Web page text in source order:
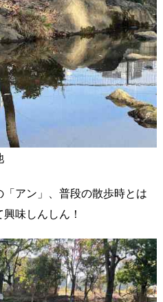
アン」、普段の散歩時とは
味しんしん！